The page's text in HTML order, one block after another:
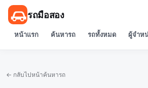
รถมือสอง
หน้าแรก ค้นหารถ รถทั้งหมด ผู้จำห
← กลับไปหน้าค้นหารถ